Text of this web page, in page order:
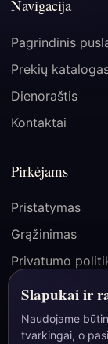
Navigacija
Pagrindinis
Prekių
Dienoraštis
Kontaktai
Pirkėjams
Pristatymas
Grąžinimas
Privatumo
Pirkimo taisyklės
Slapukai ir
Naudojame
tvarkingai, o